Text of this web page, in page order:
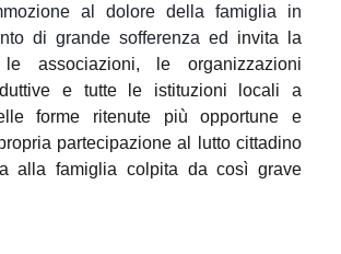
al dolore della famiglia in
di grande sofferenza ed
invita la
le associazioni, le organizzazioni
e tutte le istituzioni locali a
forme ritenute più opportune e
partecipazione al lutto cittadino
alla famiglia colpita da così grave